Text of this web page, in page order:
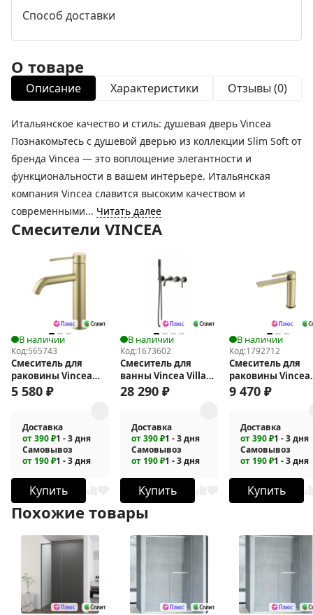
Способ доставки
О товаре
Описание Характеристики Отзывы (0)
Итальянское качество и стиль: душевая дверь Vincea
Познакомьтесь с душевой дверью из коллекции Slim Soft от
бренда Vincea — это воплощение элегантности и
функциональности в вашем интерьере. Итальянская
компания Vincea славится высоким качеством и
современными... Читать далее
Смесители VINCEA
В наличии
Код:565743
Смеситель для
раковины Vincea
City VBF-2C1BG
5 580 ₽
Доставка
от 390 ₽1 - 3 дня
Самовывоз
от 190 ₽1 - 3 дня
Купить
В наличии
Код:1673602
Смеситель для
ванны Vincea Villa
VTFW-1VL1GM
28 290 ₽
Доставка
от 390 ₽1 - 3 дня
Самовывоз
от 190 ₽1 - 3 дня
Купить
В наличии
Код:1792712
Смеситель для
раковины Vincea
Линеа (Linea)
9 470 ₽
Доставка
от 390 ₽1 - 3 дня
Самовывоз
от 190 ₽1 - 3 дня
Купить
Похожие товары